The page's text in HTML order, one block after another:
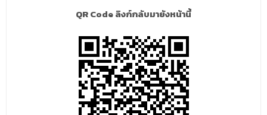
QR Code ลิงก์กลับมายังหน้านี้